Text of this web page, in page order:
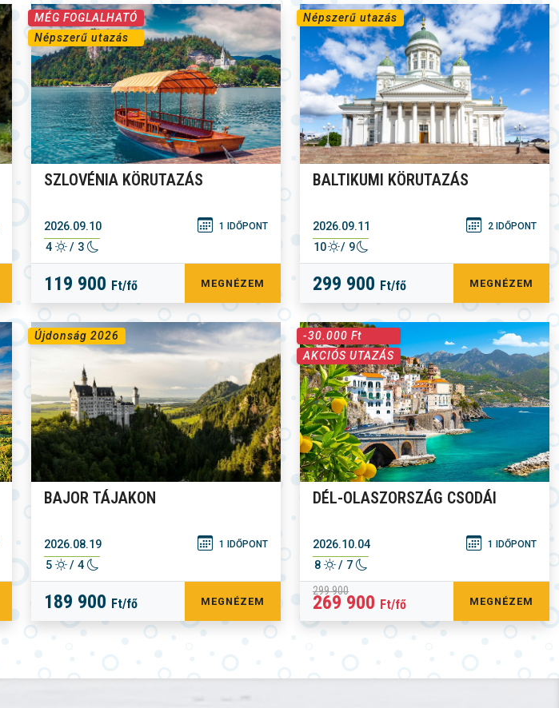
MÉG FOGLALHATÓ
Népszerű utazás
SZLOVÉNIA KÖRUTAZÁS
2026.09.10 1 IDŐPONT
4 / 3
119 900 Ft/fő MEGNÉZEM
Népszerű utazás
BALTIKUMI KÖRUTAZÁS
2026.09.11 2 IDŐPONT
10 / 9
299 900 Ft/fő MEGNÉZEM
Újdonság 2026
BAJOR TÁJAKON
2026.08.19 1 IDŐPONT
5 / 4
189 900 Ft/fő MEGNÉZEM
-30.000 Ft
AKCIÓS UTAZÁS
DÉL-OLASZORSZÁG CSODÁI
2026.10.04 1 IDŐPONT
8 / 7
299 900
269 900 Ft/fő MEGNÉZEM